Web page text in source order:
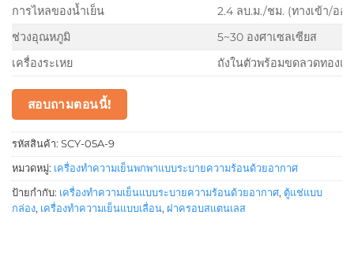
การไหลของน้ำเย็น
2.4 ลบ.ม./ชม. (ทางเข้า/อ
ช่วงอุณหภูมิ
5~30 องศาเซลเซียส
เครื่องระเหย
ถังในตัวพร้อมขดลวดทองแ
สอบถามตอนนี้!
รหัสสินค้า: SCY-05A-9
หมวดหมู่: เครื่องทำความเย็นพกพาแบบระบายความร้อนด้วยอากาศ
ป้ายกำกับ: เครื่องทำความเย็นแบบระบายความร้อนด้วยอากาศ, ตู้แช่แบบ
กล่อง, เครื่องทำความเย็นแบบเลื่อน, ฝาครอบสแตนเลส